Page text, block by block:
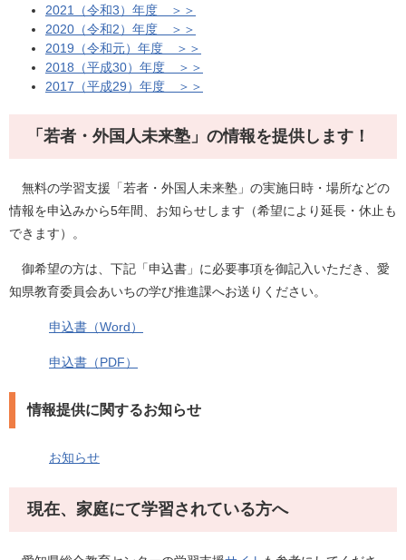
2021（令和3）年度 ＞＞
2020（令和2）年度 ＞＞
2019（令和元）年度 ＞＞
2018（平成30）年度 ＞＞
2017（平成29）年度 ＞＞
「若者・外国人未来塾」の情報を提供します！
無料の学習支援「若者・外国人未来塾」の実施日時・場所などの
情報を申込みから5年間、お知らせします（希望により延長・休止も
できます）。
御希望の方は、下記「申込書」に必要事項を御記入いただき、愛
知県教育委員会あいちの学び推進課へお送りください。
申込書（Word）
申込書（PDF）
情報提供に関するお知らせ
お知らせ
現在、家庭にて学習されている方へ